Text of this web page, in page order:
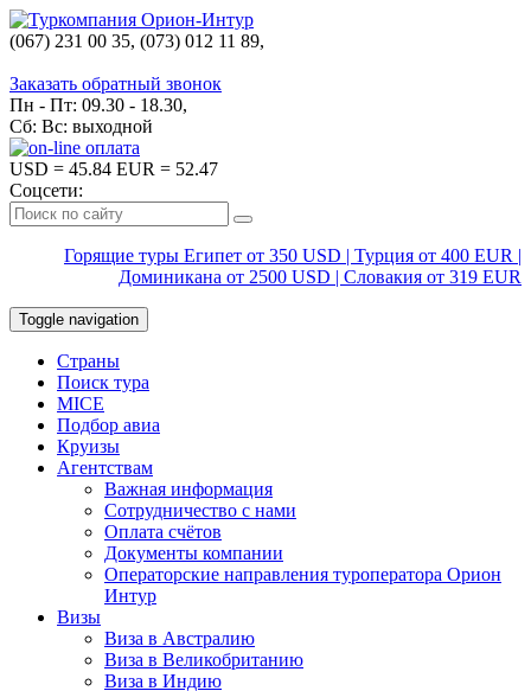
(067) 231 00 35, (073) 012 11 89,
Заказать обратный звонок
Пн - Пт: 09.30 - 18.30,
Сб: Вс: выходной
USD = 45.84 EUR = 52.47
Соцсети:
Горящие туры Египет от 350 USD | Турция от 400 EUR |
Доминикана от 2500 USD | Словакия от 319 EUR
Toggle navigation
Страны
Поиск тура
MICE
Подбор авиа
Круизы
Агентствам
Важная информация
Сотрудничество с нами
Оплата счётов
Документы компании
Операторские направления туроператора Орион
Интур
Визы
Виза в Австралию
Виза в Великобританию
Виза в Индию